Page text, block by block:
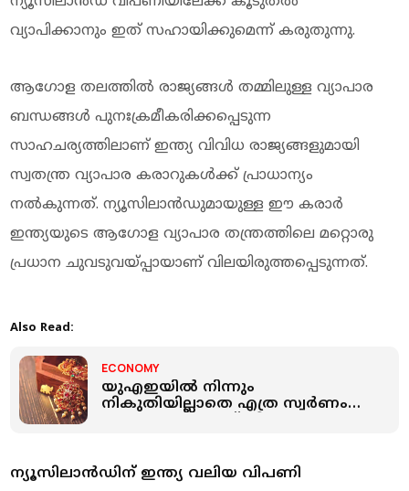
വ്യാപിക്കാനും ഇത് സഹായിക്കുമെന്ന് കരുതുന്നു.
ആഗോള തലത്തിൽ രാജ്യങ്ങൾ തമ്മിലുള്ള വ്യാപാര
ബന്ധങ്ങൾ പുനഃക്രമീകരിക്കപ്പെടുന്ന
സാഹചര്യത്തിലാണ് ഇന്ത്യ വിവിധ രാജ്യങ്ങളുമായി
സ്വതന്ത്ര വ്യാപാര കരാറുകൾക്ക് പ്രാധാന്യം
നൽകുന്നത്. ന്യൂസിലാൻഡുമായുള്ള ഈ കരാർ
ഇന്ത്യയുടെ ആഗോള വ്യാപാര തന്ത്രത്തിലെ മറ്റൊരു
പ്രധാന ചുവടുവയ്പ്പായാണ് വിലയിരുത്തപ്പെടുന്നത്.
Also Read:
ECONOMY
യുഎഇയില്‍ നിന്നും
നികുതിയില്ലാതെ എത്ര സ്വർണം
ന്യൂസിലാൻഡിന് ഇന്ത്യ വലിയ വിപണി